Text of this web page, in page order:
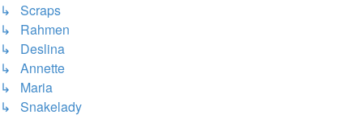
↳ Scraps
↳ Rahmen
↳ Deslina
↳ Annette
↳ Maria
↳ Snakelady